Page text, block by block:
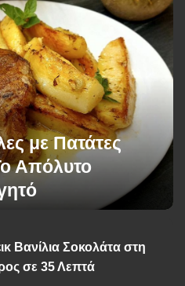
με Πατάτες
Απόλυτο
Βανίλια Σοκολάτα στη
σε 35 Λεπτά